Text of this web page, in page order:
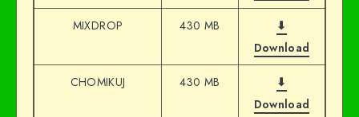
MIXDROP 430 MB
⬇
Download
CHOMIKUJ 430 MB
⬇
Download